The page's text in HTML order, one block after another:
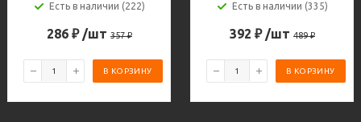
Есть в наличии (222)
286 ₽ /шт 357₽
В КОРЗИНУ
Есть в наличии (335)
392 ₽ /шт 489₽
В КОРЗИНУ